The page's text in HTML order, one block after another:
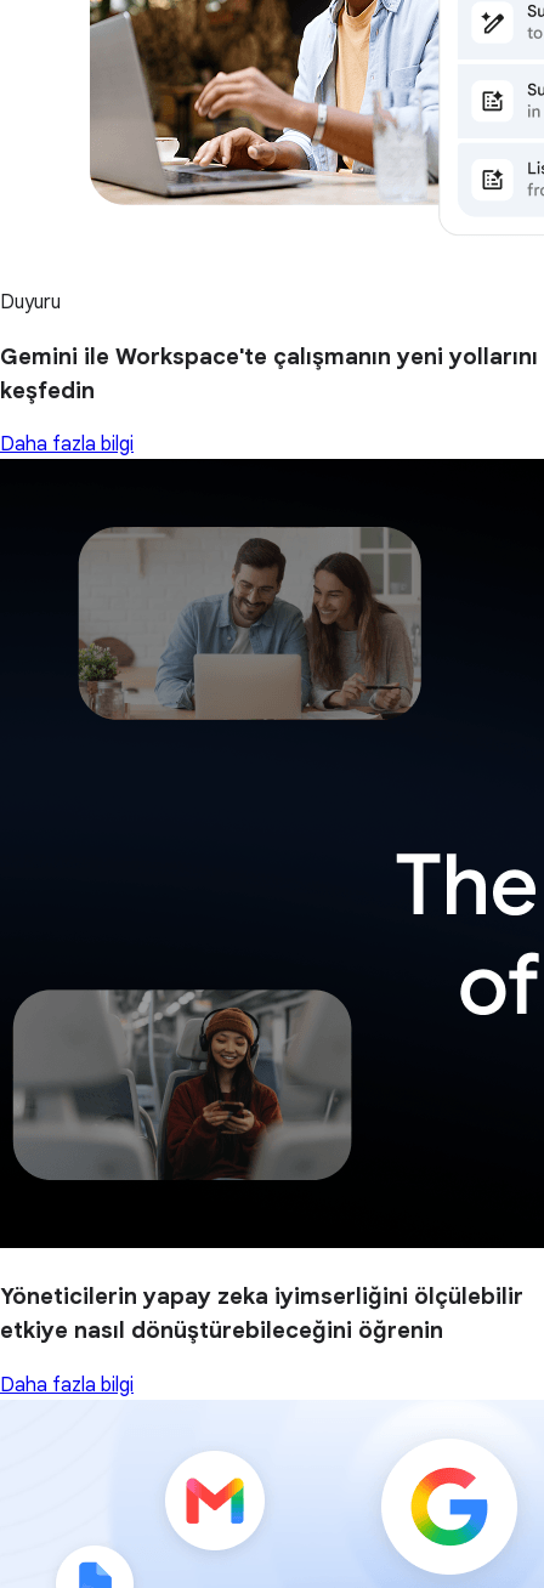
Duyuru
Gemini ile Workspace'te çalışmanın yeni yollarını
keşfedin
Daha fazla bilgi
Yöneticilerin yapay zeka iyimserliğini ölçülebilir
etkiye nasıl dönüştürebileceğini öğrenin
Daha fazla bilgi